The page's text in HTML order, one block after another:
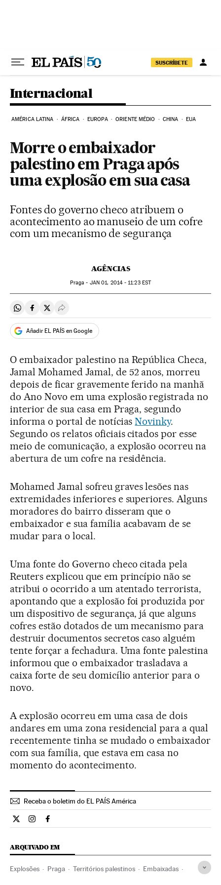
SUSCRÍBETE
Internacional
AMÉRICA LATINA ÁFRICA EUROPA ORIENTE MÉDIO CHINA EUA
Morre o embaixador
palestino em Praga após
uma explosão em sua casa
Fontes do governo checo atribuem o
acontecimento ao manuseio de um cofre
com um mecanismo de segurança
AGÊNCIAS
Praga - JAN 01, 2014 - 11:23EST
Compartir en Whatsapp
Compartir en Facebook
Compartir en Twitter
Desplegar Redes Sociales
Añadir EL PAÍS en Google
O embaixador palestino na República Checa,
Jamal Mohamed Jamal, de 52 anos, morreu
depois de ficar gravemente ferido na manhã
do Ano Novo em uma explosão registrada no
interior de sua casa em Praga, segundo
informa o portal de notíciasNovinky.
Segundo os relatos oficiais citados por esse
meio de comunicação, a explosão ocorreu na
abertura de um cofre na residência.
Mohamed Jamal sofreu graves lesões nas
extremidades inferiores e superiores. Alguns
moradores do bairro disseram que o
embaixador e sua família acabavam de se
mudar para o local.
Uma fonte do Governo checo citada pela
Reuters explicou que em princípio não se
atribui o ocorrido a um atentado terrorista,
apontando que a explosão foi produzida por
um dispositivo de segurança, já que alguns
cofres estão dotados de um mecanismo para
destruir documentos secretos caso alguém
tente forçar a fechadura. Uma fonte palestina
informou que o embaixador trasladava a
caixa forte de seu domicílio anterior para o
novo.
A explosão ocorreu em uma casa de dois
andares em uma zona residencial para a qual
recentemente tinha se mudado o embaixador
com sua família, que estava em casa no
momento do acontecimento.
Receba o boletim do EL PAÍS América
Internacional El País Brasil en Twitter
Internacional El País Brasil en Instagram
Internacional El País Brasil en Facebook
ARQUIVADO EM
Explosões Praga Territórios palestinos Embaixadas